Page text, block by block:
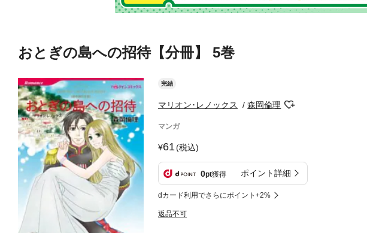
おとぎの島への招待【分冊】 5巻
完結
マリオン･レノックス 森岡倫理
マンガ
61(税込)
0pt獲得 ポイント詳細
dカード利用でさらにポイント+2%
返品不可